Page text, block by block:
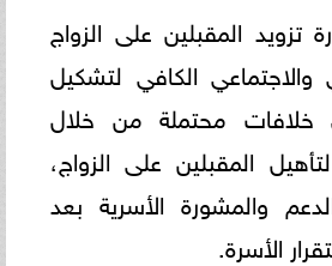
تزويد المقبلين على الزواج
والاجتماعي الكافي لتشكيل
خلافات محتملة من خلال
المقبلين على الزواج،
والمشورة الأسرية بعد
الأسرة.